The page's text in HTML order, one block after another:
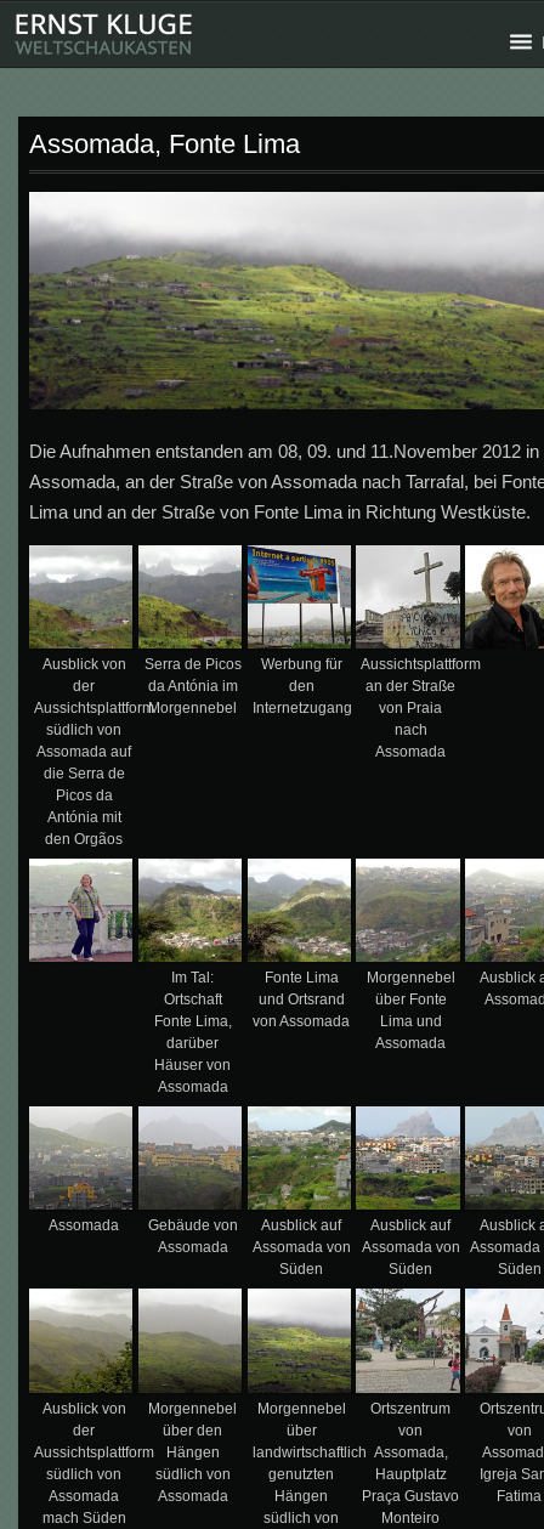
Assomada, Fonte Lima
Die Aufnahmen entstanden am 08, 09. und 11.November 2012 in
Assomada, an der Straße von Assomada nach Tarrafal, bei
Lima und an der Straße von Fonte Lima in Richtung Westküste.
Ausblick von
der
Aussichtsplattform
südlich von
Assomada auf
die Serra de
Picos da
Antónia mit
den Orgãos
Serra de Picos
da Antónia im
Morgennebel
Werbung für
den
Internetzugang
Aussichtsplattform
an der Straße
von Praia
nach
Assomada
Im Tal:
Ortschaft
Fonte Lima,
darüber
Häuser von
Assomada
Fonte Lima
und Ortsrand
von Assomada
Morgennebel
über Fonte
Lima und
Assomada
Ausblick
Assomada
Gebäude von
Assomada
Ausblick auf
Assomada von
Süden
Ausblick auf
Assomada von
Süden
Ausblick
Assomada
Süden
Ausblick von
der
Aussichtsplattform
südlich von
Assomada
mach Süden
Morgennebel
über den
Hängen
südlich von
Assomada
Morgennebel
über
landwirtschaftlich
genutzten
Hängen
südlich von
Ortszentrum
von
Assomada,
Hauptplatz
Praça Gustavo
Monteiro
von
Igreja
Fatima